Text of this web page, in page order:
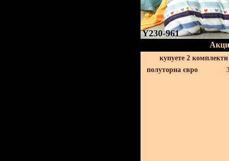
Y230-961
купуете 2
полуторна євро